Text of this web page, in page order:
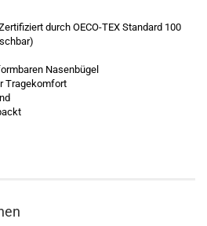
durch OECO-TEX Standard 100
Nasenbügel
Tragekomfort